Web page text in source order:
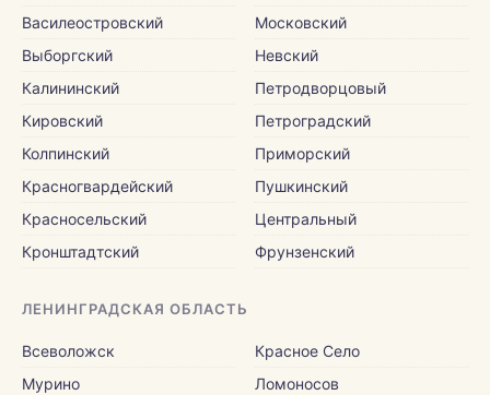
Василеостровский
Выборгский
Калининский
Кировский
Колпинский
Красногвардейский
Красносельский
Кронштадтский
Московский
Невский
Петродворцовый
Петроградский
Приморский
Пушкинский
Центральный
Фрунзенский
ЛЕНИНГРАДСКАЯ ОБЛАСТЬ
Всеволожск
Мурино
Красное Село
Ломоносов